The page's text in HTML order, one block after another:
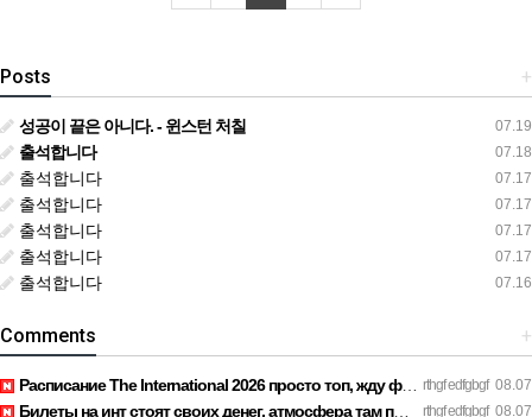
+
Posts
07.19
성공이 끝은 아니다. - 윈스턴 처칠
07.18
출석합니다
07.17
출석합니다
07.17
출석합니다
07.17
출석합니다
07.17
출석합니다
07.16
출석합니다
+
Comments
rthgf edfgbgf 08.07
Расписание The International 2026 просто топ, жду финал! htt…
rthgf edfgbgf 08.07
Билеты на инт стоят своих денег, атмосфера там просто непере…